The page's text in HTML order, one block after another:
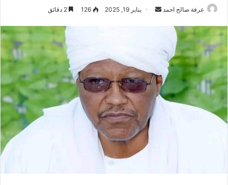
عرفة صالح احمد
ر
د
ا
يناير 19, 2025 126